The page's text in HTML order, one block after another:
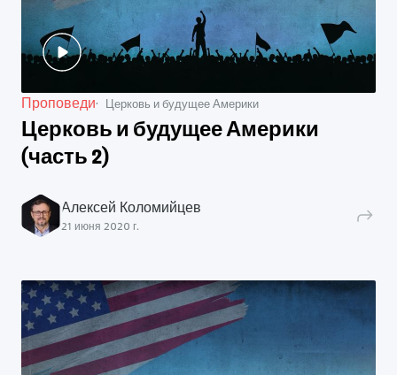
Проповеди Церковь и будущее Америки
Церковь и будущее Америки
(часть 2)
Алексей Коломийцев
21 июня 2020 г.